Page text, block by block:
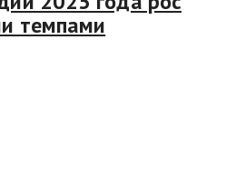
темпами